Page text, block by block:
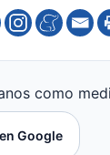
como
Google